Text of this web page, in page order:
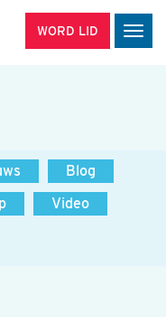
WORD LID
Blog
Video